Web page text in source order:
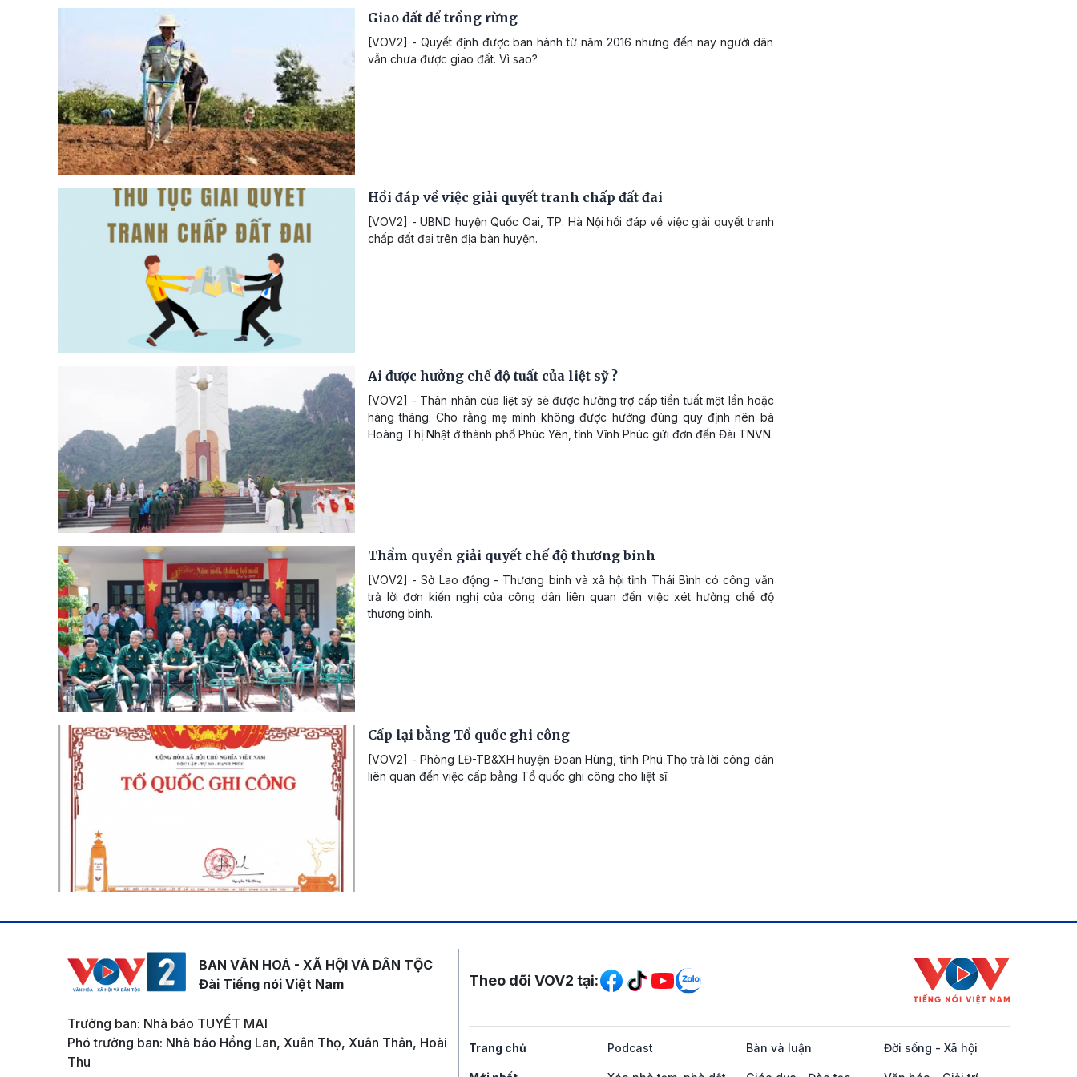
Giao đất để trồng rừng
[VOV2] - Quyết định được ban hành từ năm 2016 nhưng đến nay người dân
vẫn chưa được giao đất. Vì sao?
Hồi đáp về việc giải quyết tranh chấp đất đai
[VOV2] - UBND huyện Quốc Oai, TP. Hà Nội hồi đáp về việc giải quyết tranh
chấp đất đai trên địa bàn huyện.
Ai được hưởng chế độ tuất của liệt sỹ ?
[VOV2] - Thân nhân của liệt sỹ sẽ được hưởng trợ cấp tiền tuất một lần hoặc
hàng tháng. Cho rằng mẹ mình không được hưởng đúng quy định nên bà
Hoàng Thị Nhật ở thành phố Phúc Yên, tỉnh Vĩnh Phúc gửi đơn đến Đài TNVN.
Thẩm quyền giải quyết chế độ thương binh
[VOV2] - Sở Lao động - Thương binh và xã hội tỉnh Thái Bình có công văn
trả lời đơn kiến nghị của công dân liên quan đến việc xét hưởng chế độ
thương binh.
Cấp lại bằng Tổ quốc ghi công
[VOV2] - Phòng LĐ-TB&XH huyện Đoan Hùng, tỉnh Phú Thọ trả lời công dân
liên quan đến việc cấp bằng Tổ quốc ghi công cho liệt sĩ.
BAN VĂN HOÁ - XÃ HỘI VÀ DÂN TỘC
Đài Tiếng nói Việt Nam
Trưởng ban: Nhà báo TUYẾT MAI
Phó trưởng ban: Nhà báo Hồng Lan, Xuân Thọ, Xuân Thân, Hoài
Thu
Mạng xã hội
Theo dõi VOV2 tại:
Trang chủ Podcast Bàn và luận Đời sống - Xã hội